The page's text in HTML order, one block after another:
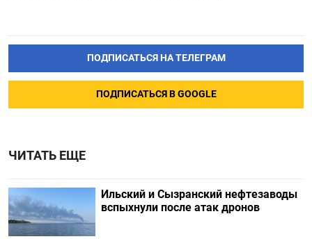
ПОДПИСАТЬСЯ НА ТЕЛЕГРАМ
ПОДПИСАТЬСЯ В GOOGLE
ЧИТАТЬ ЕЩЕ
Ильский и Сызранский нефтезаводы
вспыхнули после атак дронов